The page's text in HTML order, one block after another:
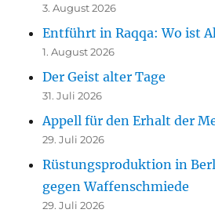
3. August 2026
Entführt in Raqqa: Wo ist
1. August 2026
Der Geist alter Tage
31. Juli 2026
Appell für den Erhalt der
29. Juli 2026
Rüstungsproduktion in
gegen Waffenschmiede
29. Juli 2026